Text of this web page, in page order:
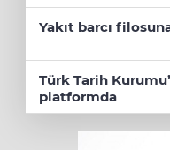
Yakıt barcı
Türk Tarih
platformda